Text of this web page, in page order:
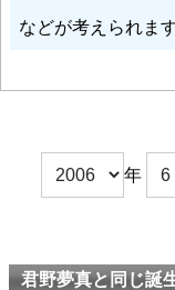
などが考えられます
年
君野夢真と同じ誕